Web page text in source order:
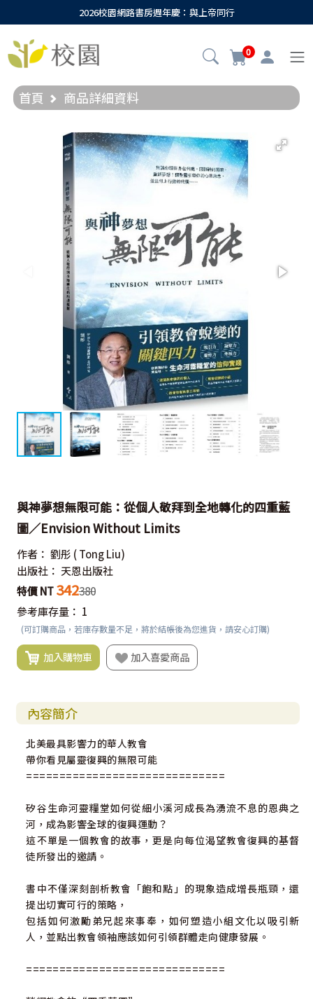
2026校園網路書房週年慶：與上帝同行
0
首頁 商品詳細資料
與神夢想無限可能：從個人敬拜到全地轉化的四重藍
圖／Envision Without Limits
作者： 劉彤 ( Tong Liu)
出版社： 天恩出版社
特價 NT 342380
參考庫存量： 1
(可訂購商品，若庫存數量不足，將於結帳後為您進貨，請安心訂購)
加入購物車 加入喜愛商品
內容簡介
北美最具影響力的華人教會
帶你看見屬靈復興的無限可能
==============================
矽谷生命河靈糧堂如何從細小溪河成長為湧流不息的恩典之
河，成為影響全球的復興運動？
這不單是一個教會的故事，更是向每位渴望教會復興的基督
徒所發出的邀請。
書中不僅深刻剖析教會「飽和點」的現象造成增長瓶頸，還
提出切實可行的策略，
包括如何激勵弟兄起來事奉，如何塑造小組文化以吸引新
人，並點出教會領袖應該如何引領群體走向健康發展。
==============================